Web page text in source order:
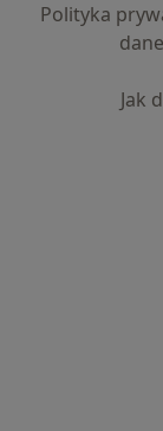
Polityka
Jak